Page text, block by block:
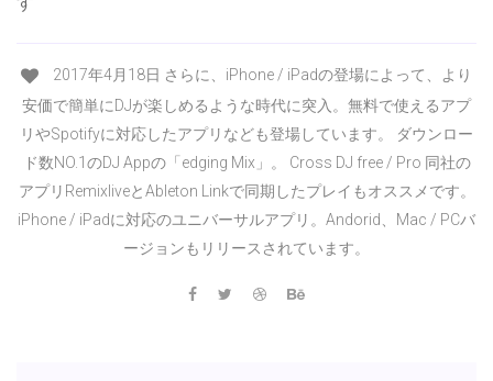
2017年4月18日 さらに、iPhone / iPadの登場によって、より
安価で簡単にDJが楽しめるような時代に突入。無料で使えるアプ
リやSpotifyに対応したアプリなども登場しています。 ダウンロー
ド数NO.1のDJ Appの「edging Mix」。 Cross DJ free / Pro 同社の
アプリRemixliveとAbleton Linkで同期したプレイもオススメです。
iPhone / iPadに対応のユニバーサルアプリ。Andorid、Mac / PCバ
ージョンもリリースされています。